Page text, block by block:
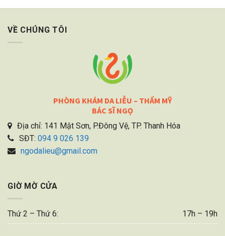
VỀ CHÚNG TÔI
PHÒNG KHÁM DA LIỄU – THẨM MỸ
BÁC SĨ NGỌ
Địa chỉ: 141 Mật Sơn, P.Đông Vệ, TP. Thanh Hóa
SĐT: 094 9 026 139
ngodalieu@gmail.com
GIỜ MỜ CỬA
Thứ 2 – Thứ 6: 17h – 19h